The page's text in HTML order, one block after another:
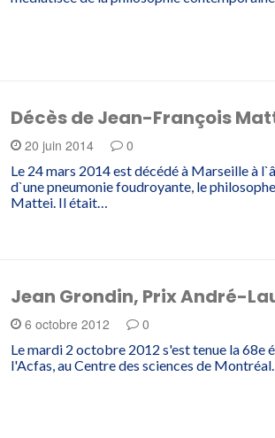
Décès de Jean-François
20 juin 2014 0
Le 24 mars 2014 est décédé à Marseille à
d`une pneumonie foudroyante, le
Mattei. Il était…
Jean Grondin, Prix André-
6 octobre 2012 0
Le mardi 2 octobre 2012 s'est tenue la 68e
l'Acfas, au Centre des sciences de